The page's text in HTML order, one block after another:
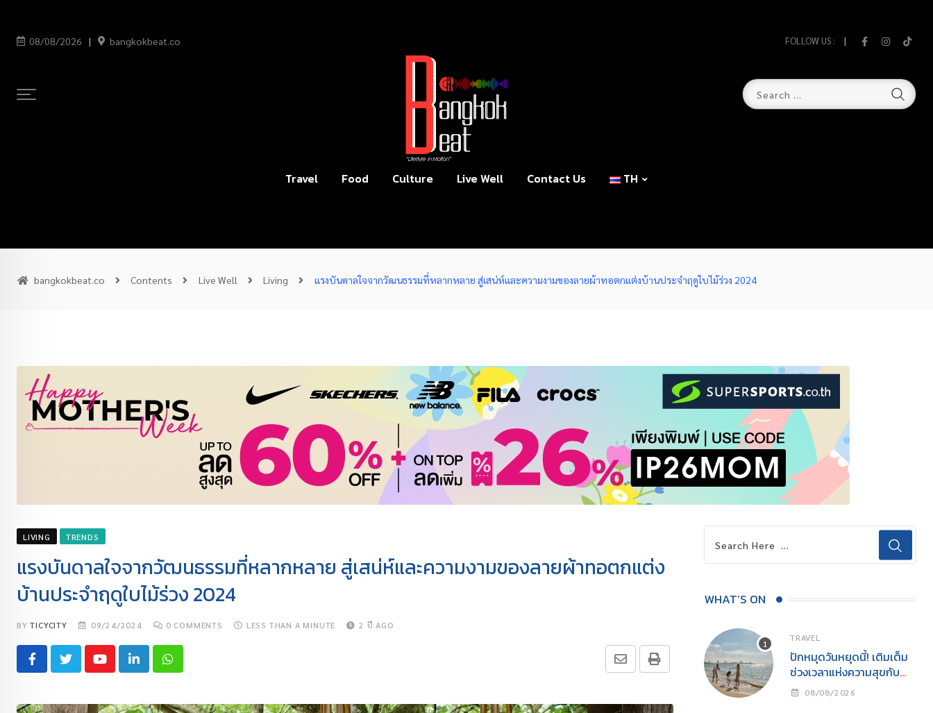
08/08/2026 bangkokbeat.co FOLLOW US :
Travel Food Culture Live Well Contact Us TH
bangkokbeat.co Contents Live Well Living แรงบันดาลใจจากวัฒนธรรมที่หลากหลาย สู่เสน่ห์และความงามของลายผ้าทอตกแต่งบ้านประจำฤดูใบไม้ร่วง 2024
LIVING TRENDS
แรงบันดาลใจจากวัฒนธรรมที่หลากหลาย สู่เสน่ห์และความงามของลายผ้าทอตกแต่ง
บ้านประจำฤดูใบไม้ร่วง 2024
BYTICYCITY 09/24/2024 0 COMMENTS LESS THAN A MINUTE 2 ปี AGO
WHAT’S ON
TRAVEL
ปักหมุดวันหยุดนี้! เติมเต็ม
ช่วงเวลาแห่งความสุขกับ
ครอบครัว
08/08/2026